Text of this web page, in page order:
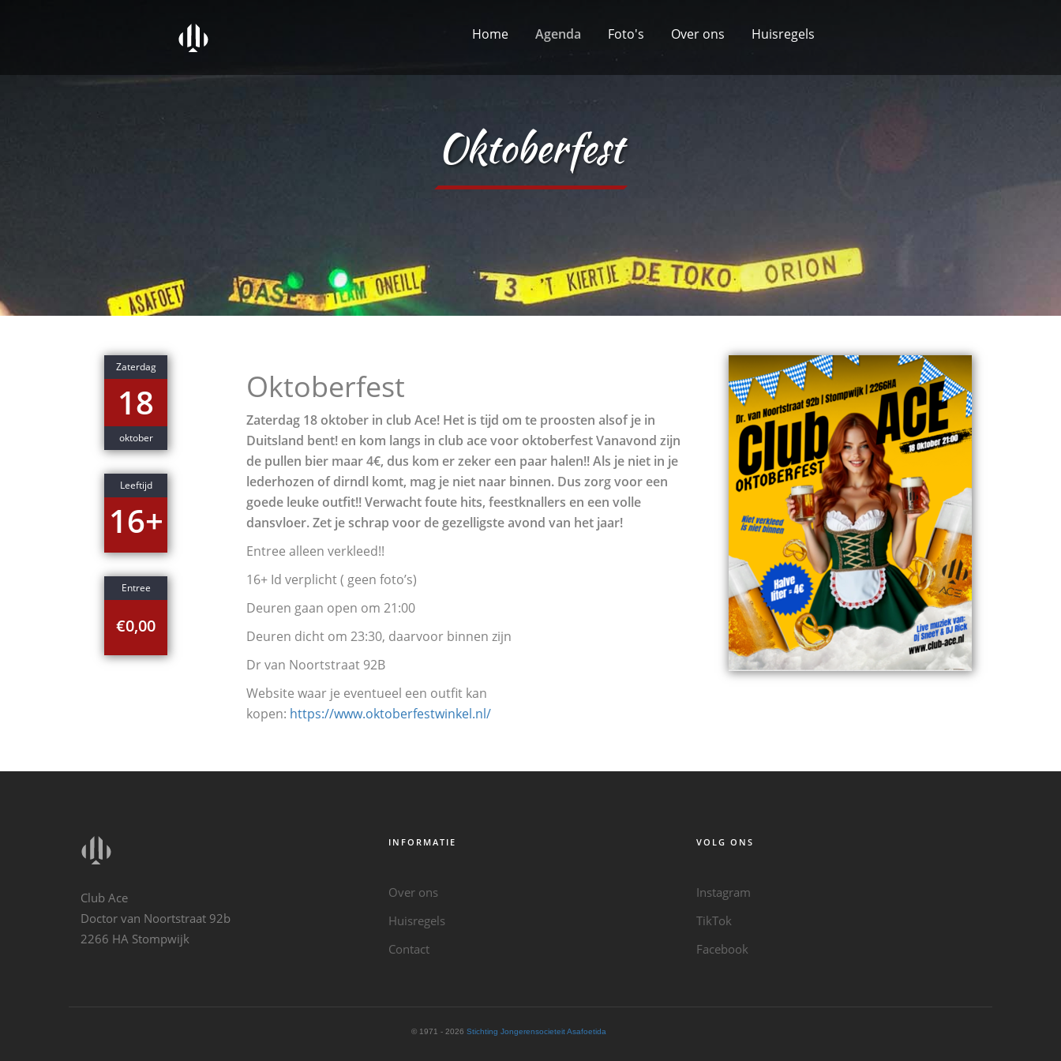
Home Agenda Foto's Over ons Huisregels
Oktoberfest
Zaterdag
18
oktober
Leeftijd
16+
Entree
€0,00
Oktoberfest
Zaterdag 18 oktober in club Ace! Het is tijd om te proosten alsof je in
Duitsland bent! en kom langs in club ace voor oktoberfest Vanavond zijn
de pullen bier maar 4€, dus kom er zeker een paar halen!! Als je niet in je
lederhozen of dirndl komt, mag je niet naar binnen. Dus zorg voor een
goede leuke outfit!! Verwacht foute hits, feestknallers en een volle
dansvloer. Zet je schrap voor de gezelligste avond van het jaar!
Entree alleen verkleed!!
16+ Id verplicht ( geen foto’s)
Deuren gaan open om 21:00
Deuren dicht om 23:30, daarvoor binnen zijn
Dr van Noortstraat 92B
Website waar je eventueel een outfit kan
kopen: https://www.oktoberfestwinkel.nl/
Club Ace
Doctor van Noortstraat 92b
2266 HA Stompwijk
INFORMATIE
Over ons
Huisregels
Contact
VOLG ONS
Instagram
TikTok
Facebook
© 1971 - 2026 Stichting Jongerensocieteit Asafoetida